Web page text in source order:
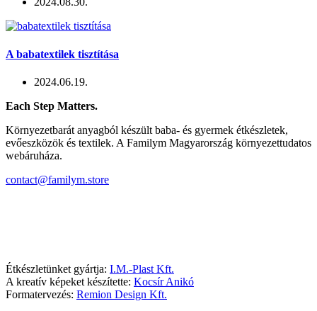
A babatextilek tisztítása
2024.06.19.
Each Step Matters.
Környezetbarát anyagból készült baba- és gyermek étkészletek,
evőeszközök és textilek. A Familym Magyarország környezettudatos
webáruháza.
contact@familym.store
Étkészletünket gyártja: I.M.-Plast Kft.
A kreatív képeket készítette: Kocsír Anikó
Formatervezés: Remion Design Kft.